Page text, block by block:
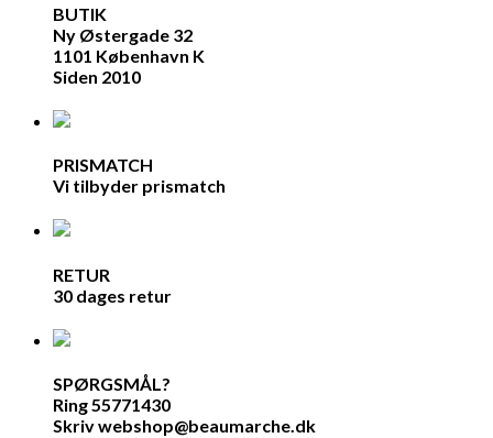
BUTIK
Ny Østergade 32
1101 København K
Siden 2010
PRISMATCH
Vi tilbyder prismatch
RETUR
30 dages retur
SPØRGSMÅL?
Ring 55771430
Skriv webshop@beaumarche.dk